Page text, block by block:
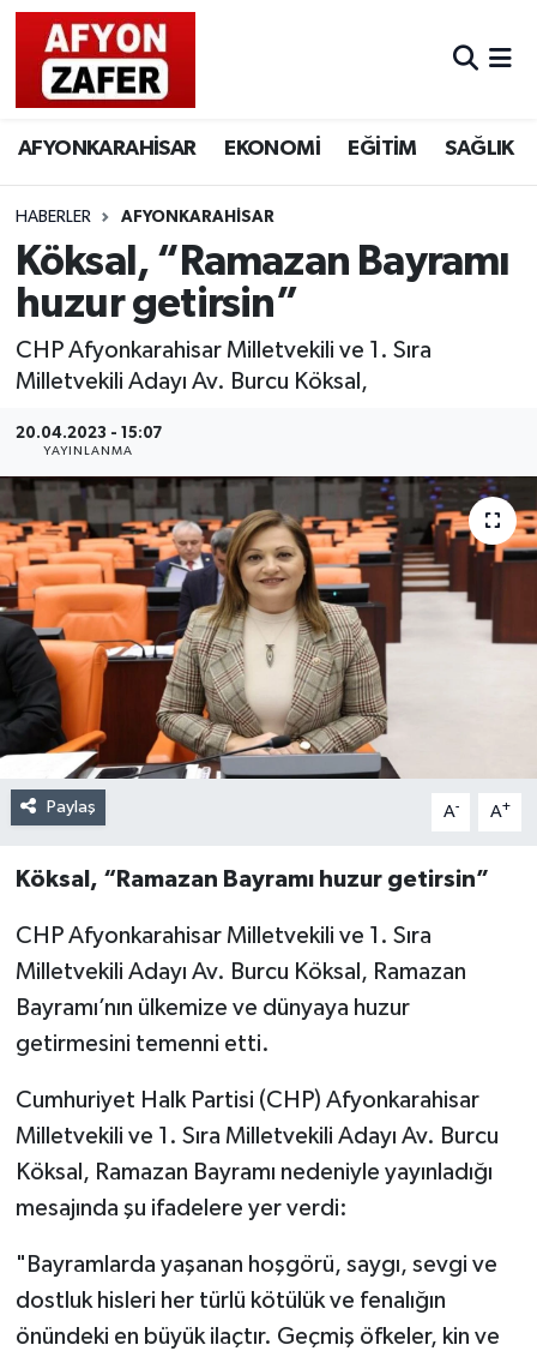
AFYONKARAHİSAR EKONOMİ EĞİTİM SAĞLIK
HABERLER AFYONKARAHİSAR
Köksal, “Ramazan Bayramı
huzur getirsin”
CHP Afyonkarahisar Milletvekili ve 1. Sıra
Milletvekili Adayı Av. Burcu Köksal,
20.04.2023 - 15:07
YAYINLANMA
Paylaş A- A+
Köksal, “Ramazan Bayramı huzur getirsin”
CHP Afyonkarahisar Milletvekili ve 1. Sıra
Milletvekili Adayı Av. Burcu Köksal, Ramazan
Bayramı’nın ülkemize ve dünyaya huzur
getirmesini temenni etti.
Cumhuriyet Halk Partisi (CHP) Afyonkarahisar
Milletvekili ve 1. Sıra Milletvekili Adayı Av. Burcu
Köksal, Ramazan Bayramı nedeniyle yayınladığı
mesajında şu ifadelere yer verdi:
"Bayramlarda yaşanan hoşgörü, saygı, sevgi ve
dostluk hisleri her türlü kötülük ve fenalığın
önündeki en büyük ilaçtır. Geçmiş öfkeler, kin ve